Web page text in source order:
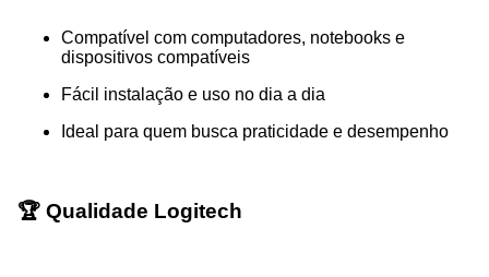
Compatível com computadores, notebooks e
dispositivos compatíveis
Fácil instalação e uso no dia a dia
Ideal para quem busca praticidade e desempenho
🏆 Qualidade Logitech